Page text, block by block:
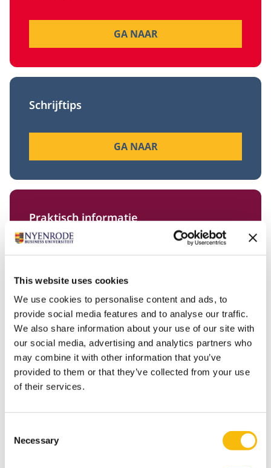
This website uses cookies
We use cookies to personalise content and ads, to
provide social media features and to analyse our traffic.
We also share information about your use of our site with
our social media, advertising and analytics partners who
may combine it with other information that you’ve
provided to them or that they’ve collected from your use
of their services.
Selection
Necessary
GA NAAR
Schrijftips
GA NAAR
Praktisch informatie
GA NAAR
Interbibliothecair lenen
GA NAAR